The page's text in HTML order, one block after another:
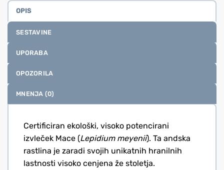
OPIS
SESTAVINE
UPORABA
OPOZORILA
MNENJA (0)
Certificiran ekološki, visoko potencirani
izvleček Mace (Lepidium meyenii). Ta andska
rastlina je zaradi svojih unikatnih hranilnih
lastnosti visoko cenjena že stoletja.